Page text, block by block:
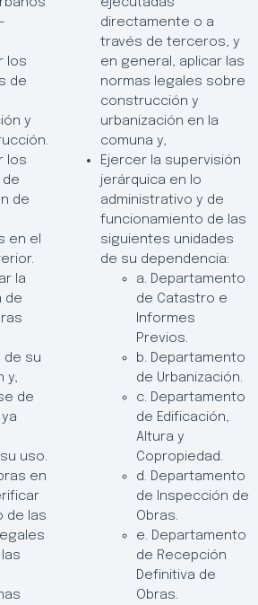
los
de
y
los
de
en el
la
de
de su
y,
de
uso.
en
de las
ejecutadas
directamente o a
través de terceros, y
en general, aplicar las
normas legales sobre
construcción y
urbanización en la
comuna y,
Ejercer la supervisión
jerárquica en lo
administrativo y de
funcionamiento de las
siguientes unidades
de su dependencia:
a. Departamento
de Catastro e
Informes
Previos.
b. Departamento
de Urbanización.
c. Departamento
de Edificación,
Altura y
Copropiedad.
d. Departamento
de Inspección de
Obras.
e. Departamento
de Recepción
Definitiva de
Obras.